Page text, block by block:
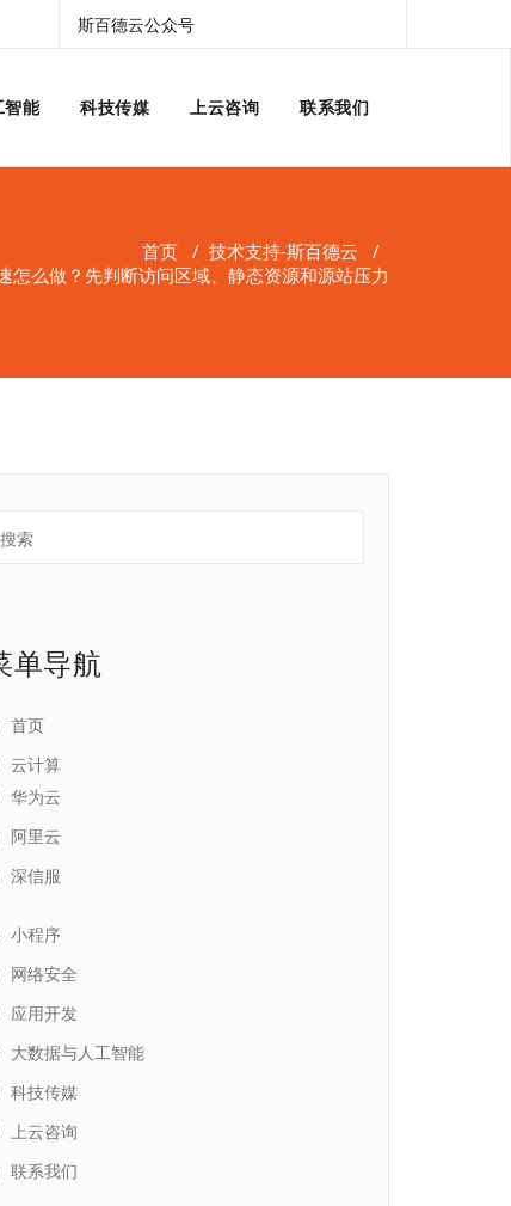
斯百德云公众号
智能 科技传媒 上云咨询 联系我们
首页 / 技术支持-斯百德云 /
怎么做？先判断访问区域、静态资源和源站压力
单导航
首页
云计算
华为云
阿里云
深信服
小程序
网络安全
应用开发
大数据与人工智能
科技传媒
上云咨询
联系我们